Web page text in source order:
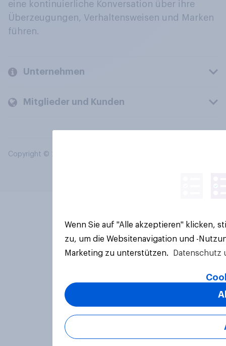
eine kontinuierliche Konversation über ihre
Überzeugungen, Verhaltensweisen und Marken
führen.
Unternehmen
Mitglieder und Kunden
Copyright © 2026 YouGov PLC. Alle Rechte vorbehalten.
Wenn Sie auf "Alle akzeptieren" klicken,
zu, um die Websitenavigation und -
Marketing zu unterstützen.
Datenschutz